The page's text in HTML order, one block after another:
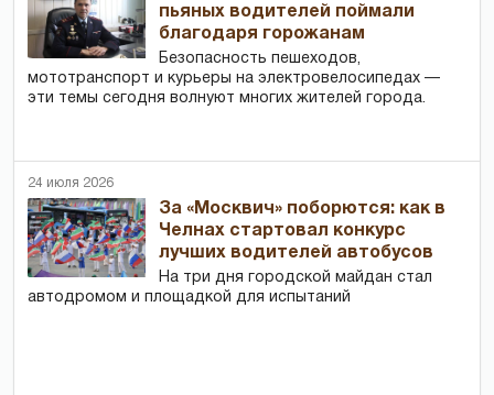
пьяных водителей поймали
благодаря горожанам
Безопасность пешеходов,
мототранспорт и курьеры на электровелосипедах —
эти темы сегодня волнуют многих жителей города.
24 июля 2026
За «Москвич» поборются: как в
Челнах стартовал конкурс
лучших водителей автобусов
На три дня городской майдан стал
автодромом и площадкой для испытаний